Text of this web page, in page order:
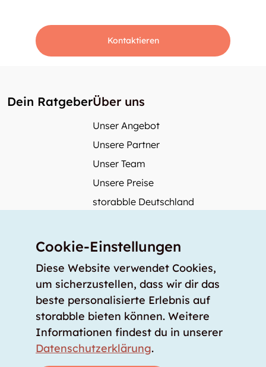
Kontaktieren
Dein RatgeberÜber uns
Unser Angebot
Unsere Partner
Unser Team
Unsere Preise
storabble Deutschland
Mehr über storabble
Medienbeiträge
Wie gross muss ein Lagerraum sein?
Was kostet ein Lagerraum?
Für Lageranbieter
Cookie-Einstellungen
Diese Website verwendet Cookies,
um sicherzustellen, dass wir dir das
beste personalisierte Erlebnis auf
storabble bieten können. Weitere
Informationen findest du in unserer
Datenschutzerklärung.